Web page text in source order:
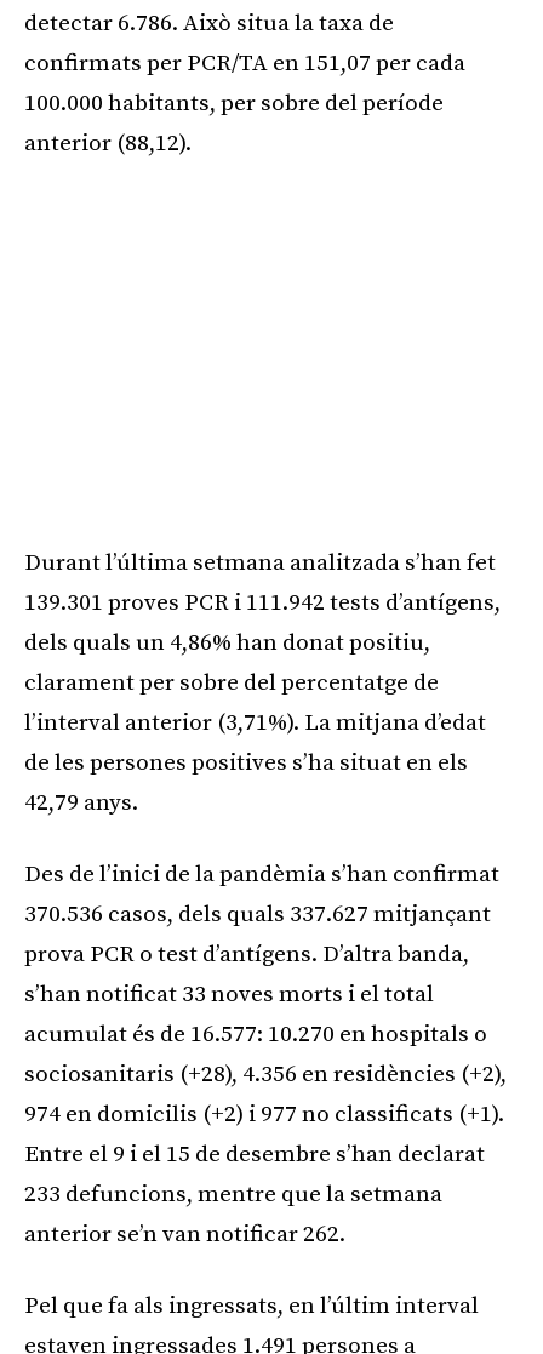
detectar 6.786. Això situa la taxa de
confirmats per PCR/TA en 151,07 per cada
100.000 habitants, per sobre del període
anterior (88,12).
Durant l’última setmana analitzada s’han fet
139.301 proves PCR i 111.942 tests d’antígens,
dels quals un 4,86% han donat positiu,
clarament per sobre del percentatge de
l’interval anterior (3,71%). La mitjana d’edat
de les persones positives s’ha situat en els
42,79 anys.
Des de l’inici de la pandèmia s’han confirmat
370.536 casos, dels quals 337.627 mitjançant
prova PCR o test d’antígens. D’altra banda,
s’han notificat 33 noves morts i el total
acumulat és de 16.577: 10.270 en hospitals o
sociosanitaris (+28), 4.356 en residències (+2),
974 en domicilis (+2) i 977 no classificats (+1).
Entre el 9 i el 15 de desembre s’han declarat
233 defuncions, mentre que la setmana
anterior se’n van notificar 262.
Pel que fa als ingressats, en l’últim interval
estaven ingressades 1.491 persones a